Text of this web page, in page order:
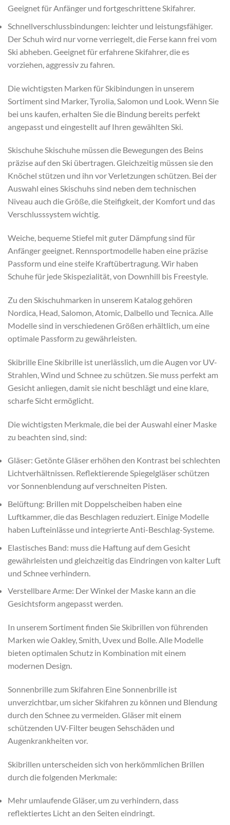
Geeignet für Anfänger und fortgeschrittene Skifahrer.
Schnellverschlussbindungen: leichter und leistungsfähiger.
Der Schuh wird nur vorne verriegelt, die Ferse kann frei vom
Ski abheben. Geeignet für erfahrene Skifahrer, die es
vorziehen, aggressiv zu fahren.
Die wichtigsten Marken für Skibindungen in unserem
Sortiment sind Marker, Tyrolia, Salomon und Look. Wenn Sie
bei uns kaufen, erhalten Sie die Bindung bereits perfekt
angepasst und eingestellt auf Ihren gewählten Ski.
Skischuhe Skischuhe müssen die Bewegungen des Beins
präzise auf den Ski übertragen. Gleichzeitig müssen sie den
Knöchel stützen und ihn vor Verletzungen schützen. Bei der
Auswahl eines Skischuhs sind neben dem technischen
Niveau auch die Größe, die Steifigkeit, der Komfort und das
Verschlusssystem wichtig.
Weiche, bequeme Stiefel mit guter Dämpfung sind für
Anfänger geeignet. Rennsportmodelle haben eine präzise
Passform und eine steife Kraftübertragung. Wir haben
Schuhe für jede Skispezialität, von Downhill bis Freestyle.
Zu den Skischuhmarken in unserem Katalog gehören
Nordica, Head, Salomon, Atomic, Dalbello und Tecnica. Alle
Modelle sind in verschiedenen Größen erhältlich, um eine
optimale Passform zu gewährleisten.
Skibrille Eine Skibrille ist unerlässlich, um die Augen vor UV-
Strahlen, Wind und Schnee zu schützen. Sie muss perfekt am
Gesicht anliegen, damit sie nicht beschlägt und eine klare,
scharfe Sicht ermöglicht.
Die wichtigsten Merkmale, die bei der Auswahl einer Maske
zu beachten sind, sind:
Gläser: Getönte Gläser erhöhen den Kontrast bei schlechten
Lichtverhältnissen. Reflektierende Spiegelgläser schützen
vor Sonnenblendung auf verschneiten Pisten.
Belüftung: Brillen mit Doppelscheiben haben eine
Luftkammer, die das Beschlagen reduziert. Einige Modelle
haben Lufteinlässe und integrierte Anti-Beschlag-Systeme.
Elastisches Band: muss die Haftung auf dem Gesicht
gewährleisten und gleichzeitig das Eindringen von kalter Luft
und Schnee verhindern.
Verstellbare Arme: Der Winkel der Maske kann an die
Gesichtsform angepasst werden.
In unserem Sortiment finden Sie Skibrillen von führenden
Marken wie Oakley, Smith, Uvex und Bolle. Alle Modelle
bieten optimalen Schutz in Kombination mit einem
modernen Design.
Sonnenbrille zum Skifahren Eine Sonnenbrille ist
unverzichtbar, um sicher Skifahren zu können und Blendung
durch den Schnee zu vermeiden. Gläser mit einem
schützenden UV-Filter beugen Sehschäden und
Augenkrankheiten vor.
Skibrillen unterscheiden sich von herkömmlichen Brillen
durch die folgenden Merkmale:
Mehr umlaufende Gläser, um zu verhindern, dass
reflektiertes Licht an den Seiten eindringt.